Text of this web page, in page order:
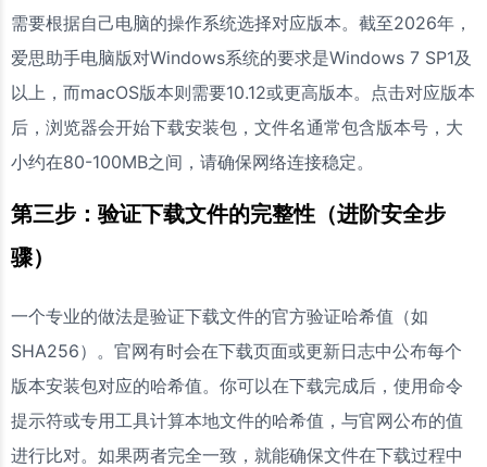
需要根据自己电脑的操作系统选择对应版本。截至2026年，
爱思助手电脑版对Windows系统的要求是Windows 7 SP1及
以上，而macOS版本则需要10.12或更高版本。点击对应版本
后，浏览器会开始下载安装包，文件名通常包含版本号，大
小约在80-100MB之间，请确保网络连接稳定。
第三步：验证下载文件的完整性（进阶安全步
骤）
一个专业的做法是验证下载文件的官方验证哈希值（如
SHA256）。官网有时会在下载页面或更新日志中公布每个
版本安装包对应的哈希值。你可以在下载完成后，使用命令
提示符或专用工具计算本地文件的哈希值，与官网公布的值
进行比对。如果两者完全一致，就能确保文件在下载过程中